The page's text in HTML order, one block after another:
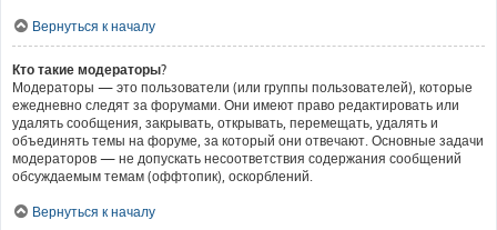
Вернуться к началу
Кто такие модераторы?
Модераторы — это пользователи (или группы пользователей), которые
ежедневно следят за форумами. Они имеют право редактировать или
удалять сообщения, закрывать, открывать, перемещать, удалять и
объединять темы на форуме, за который они отвечают. Основные задачи
модераторов — не допускать несоответствия содержания сообщений
обсуждаемым темам (оффтопик), оскорблений.
Вернуться к началу